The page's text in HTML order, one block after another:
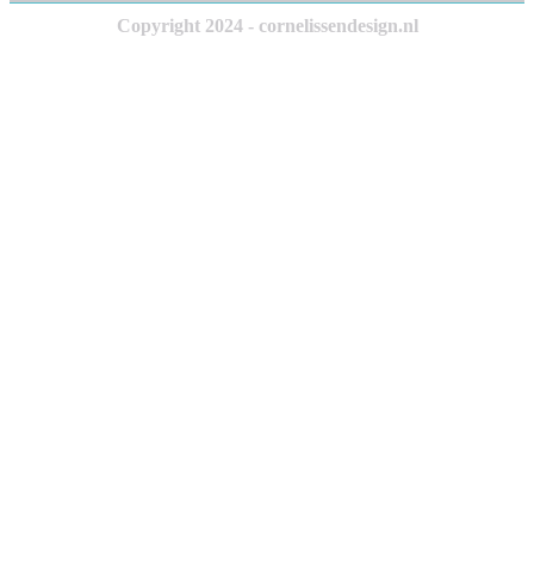
Copyright 2024 - cornelissendesign.nl